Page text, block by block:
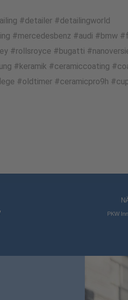
#detailer #detailingworld
#mercedesbenz #audi #bmw
#rollsroyce #bugatti
#keramik #ceramiccoating
#oldtimer #ceramicpro9h
PKW